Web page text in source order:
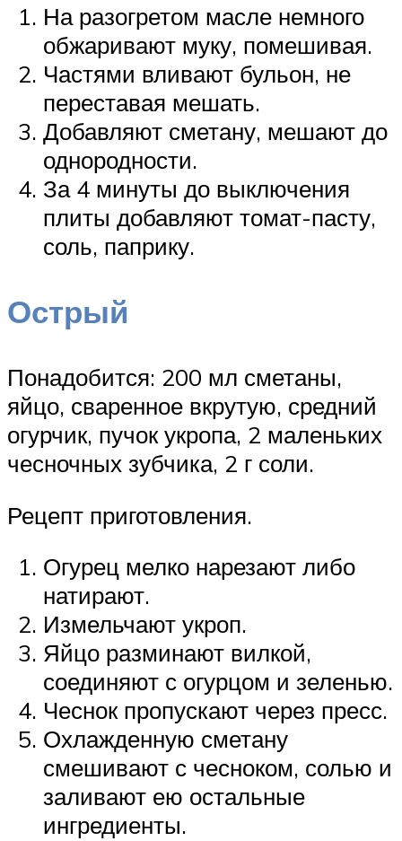
На разогретом масле немного
обжаривают муку, помешивая.
Частями вливают бульон, не
переставая мешать.
Добавляют сметану, мешают до
однородности.
За 4 минуты до выключения
плиты добавляют томат-пасту,
соль, паприку.
Острый
Понадобится: 200 мл сметаны,
яйцо, сваренное вкрутую, средний
огурчик, пучок укропа, 2 маленьких
чесночных зубчика, 2 г соли.
Рецепт приготовления.
Огурец мелко нарезают либо
натирают.
Измельчают укроп.
Яйцо разминают вилкой,
соединяют с огурцом и зеленью.
Чеснок пропускают через пресс.
Охлажденную сметану
смешивают с чесноком, солью и
заливают ею остальные
ингредиенты.